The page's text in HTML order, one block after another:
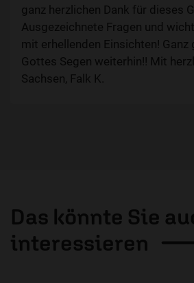
ganz herzlichen Dank für dieses
Ausgezeichnete Fragen und
mit erhellenden Einsichten! Ganz
Gottes Segen weiterhin!! Mit
Sachsen, Falk K.
Das könnte Sie
interessieren